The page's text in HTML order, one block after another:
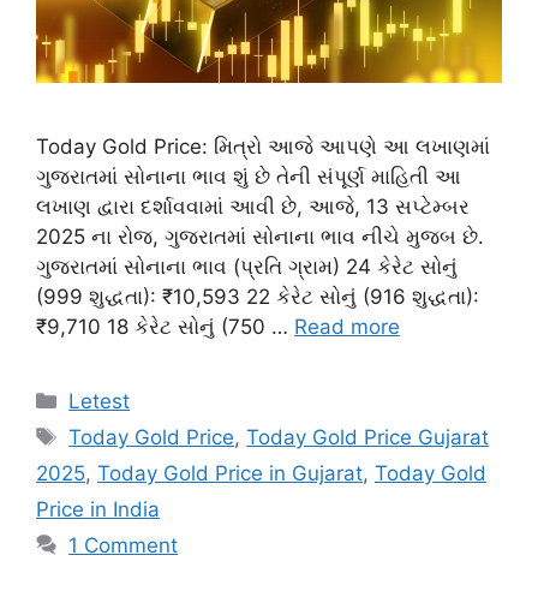
Today Gold Price: મિત્રો આજે આપણે આ લખાણમાં
ગુજરાતમાં સોનાના ભાવ શું છે તેની સંપૂર્ણ માહિતી આ
લખાણ દ્વારા દર્શાવવામાં આવી છે, આજે, 13 સપ્ટેમ્બર
2025 ના રોજ, ગુજરાતમાં સોનાના ભાવ નીચે મુજબ છે.
ગુજરાતમાં સોનાના ભાવ (પ્રતિ ગ્રામ) 24 કેરેટ સોનું
(999 શુદ્ધતા): ₹10,593 22 કેરેટ સોનું (916 શુદ્ધતા):
₹9,710 18 કેરેટ સોનું (750 … Read more
Categories
Letest
Tags
Today Gold Price,Today Gold Price Gujarat
2025, Today Gold Price in Gujarat, Today Gold
Price in India
1 Comment